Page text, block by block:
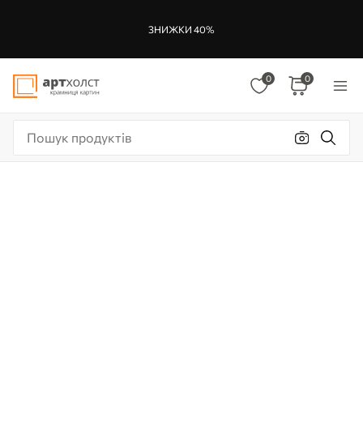
ЗНИЖКИ 40%
0 0